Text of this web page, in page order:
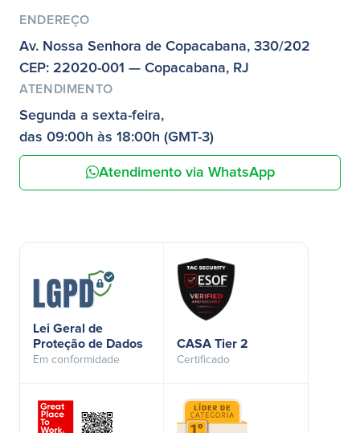
ENDEREÇO
Av. Nossa Senhora de Copacabana, 330/202
CEP: 22020-001 — Copacabana, RJ
ATENDIMENTO
Segunda a sexta-feira,
das 09:00h às 18:00h (GMT-3)
Atendimento via WhatsApp
Lei Geral de
Proteção de Dados
Em conformidade
CASA Tier 2
Certificado